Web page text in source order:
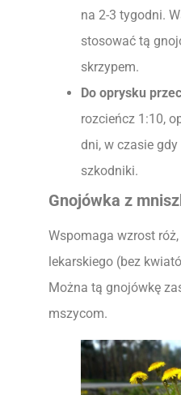
na 2-3 tygodni.
stosować tą
skrzypem.
Do oprysku
rozcieńcz 1:10,
dni, w czasie
szkodniki.
Gnojówka z
Wspomaga wzrost
lekarskiego (bez
Można tą gnojówkę
mszycom.